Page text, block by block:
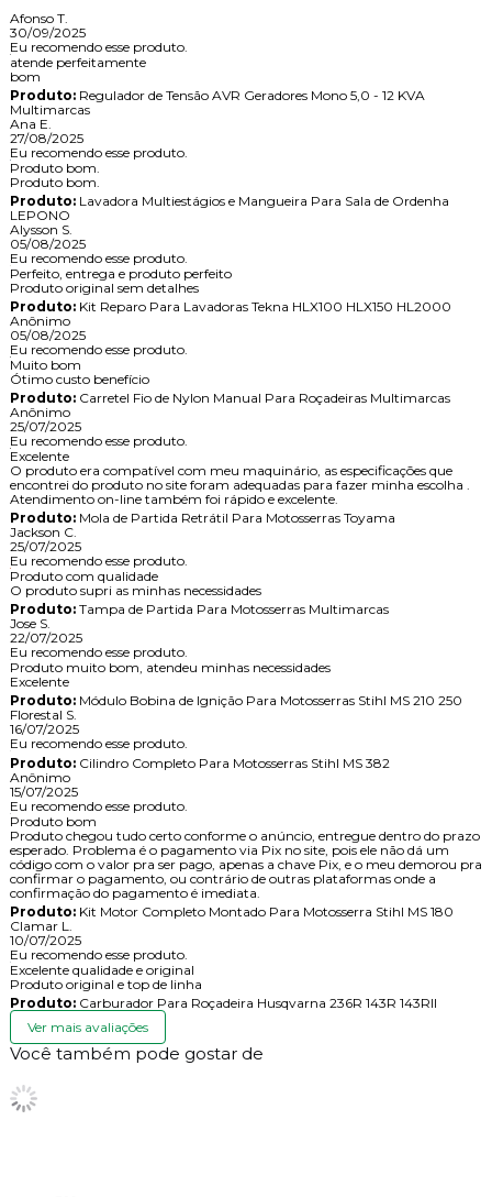
Afonso T.
30/09/2025
Eu recomendo esse produto.
atende perfeitamente
bom
Produto:Regulador de Tensão AVR Geradores Mono 5,0 - 12 KVA
Multimarcas
Ana E.
27/08/2025
Eu recomendo esse produto.
Produto bom.
Produto bom.
Produto:Lavadora Multiestágios e Mangueira Para Sala de Ordenha
LEPONO
Alysson S.
05/08/2025
Eu recomendo esse produto.
Perfeito, entrega e produto perfeito
Produto original sem detalhes
Produto:Kit Reparo Para Lavadoras Tekna HLX100 HLX150 HL2000
Anônimo
05/08/2025
Eu recomendo esse produto.
Muito bom
Ótimo custo benefício
Produto:Carretel Fio de Nylon Manual Para Roçadeiras Multimarcas
Anônimo
25/07/2025
Eu recomendo esse produto.
Excelente
O produto era compatível com meu maquinário, as especificações que
encontrei do produto no site foram adequadas para fazer minha escolha .
Atendimento on-line também foi rápido e excelente.
Produto:Mola de Partida Retrátil Para Motosserras Toyama
Jackson C.
25/07/2025
Eu recomendo esse produto.
Produto com qualidade
O produto supri as minhas necessidades
Produto:Tampa de Partida Para Motosserras Multimarcas
Jose S.
22/07/2025
Eu recomendo esse produto.
Produto muito bom, atendeu minhas necessidades
Excelente
Produto:Módulo Bobina de Ignição Para Motosserras Stihl MS 210 250
Florestal S.
16/07/2025
Eu recomendo esse produto.
Produto:Cilindro Completo Para Motosserras Stihl MS 382
Anônimo
15/07/2025
Eu recomendo esse produto.
Produto bom
Produto chegou tudo certo conforme o anúncio, entregue dentro do prazo
esperado. Problema é o pagamento via Pix no site, pois ele não dá um
código com o valor pra ser pago, apenas a chave Pix, e o meu demorou pra
confirmar o pagamento, ou contrário de outras plataformas onde a
confirmação do pagamento é imediata.
Produto:Kit Motor Completo Montado Para Motosserra Stihl MS 180
Clamar L.
10/07/2025
Eu recomendo esse produto.
Excelente qualidade e original
Produto original e top de linha
Produto:Carburador Para Roçadeira Husqvarna 236R 143R 143RII
Ver mais avaliações
Você também pode gostar de